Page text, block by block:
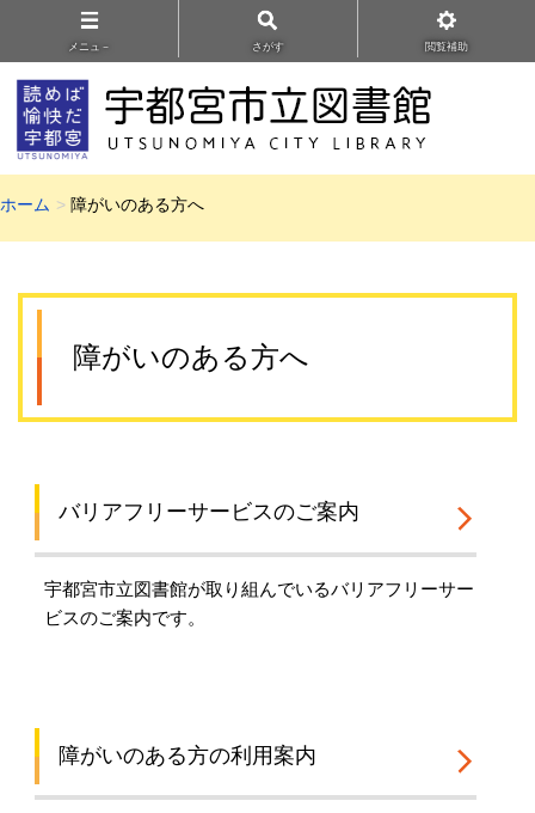
メニュ－ さがす 閲覧補助
ホーム 障がいのある方へ
障がいのある方へ
バリアフリーサービスのご案内
宇都宮市立図書館が取り組んでいるバリアフリーサー
ビスのご案内です。
障がいのある方の利用案内